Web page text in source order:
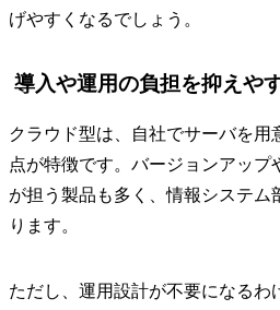
げやすくなるでしょう。
導入や運用の負担を抑えや
クラウド型は、自社でサーバを用
点が特徴です。バージョンアップ
が担う製品も多く、情報システム
ります。
ただし、運用設計が不要になるわ